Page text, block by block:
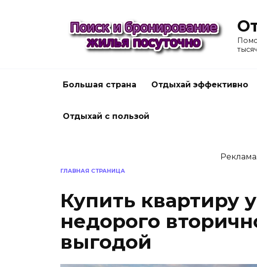
Большая страна Отдыхай эффективно
Отдыхай с пользой
ГЛАВНАЯ СТРАНИЦА
Купить квартиру
недорого
выгодой